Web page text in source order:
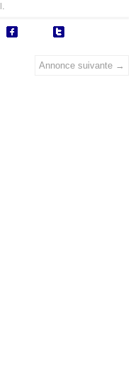
.
Annonce suivante →